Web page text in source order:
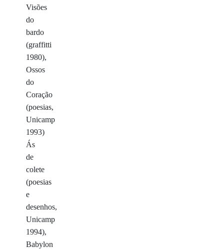
Visões
do
bardo
(graffitti
1980),
Ossos
do
Coração
(poesias,
Unicamp
1993)
Ás
de
colete
(poesias
e
desenhos,
Unicamp
1994),
Babylon